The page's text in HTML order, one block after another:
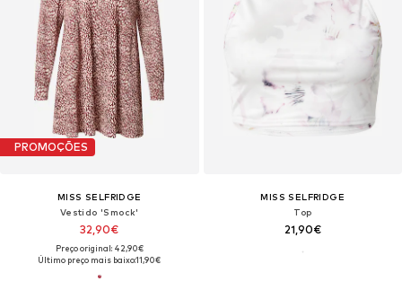
PROMOÇÕES
MISS SELFRIDGE
Vestido 'Smock'
32,90€
Preço original: 42,90€
Último preço mais baixo:11,90€
MISS SELFRIDGE
Top
21,90€